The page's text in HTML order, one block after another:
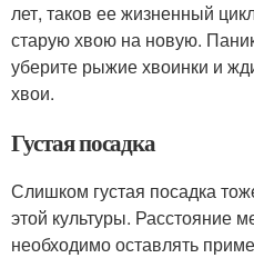
лет, таков ее жизненный
старую хвою на новую.
уберите рыжие хвоинки и
хвои.
Густая посадка
Слишком густая посадка
этой культуры. Расстояние
необходимо оставлять